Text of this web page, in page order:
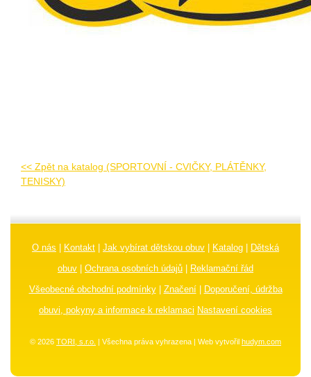
<< Zpět na katalog (SPORTOVNÍ - CVIČKY, PLÁTĚNKY,
TENISKY)
O nás Kontakt Jak vybírat dětskou obuv Katalog
Dětská
obuv
Ochrana osobních údajů
Reklamační řád
Všeobecné obchodní podmínky| Značení|
Doporučení, údržba
obuvi, pokyny a informace k reklamaci Nastavení cookies
© 2026 TORI, s.r.o. | Všechna práva vyhrazena | Web vytvořil hudym.com